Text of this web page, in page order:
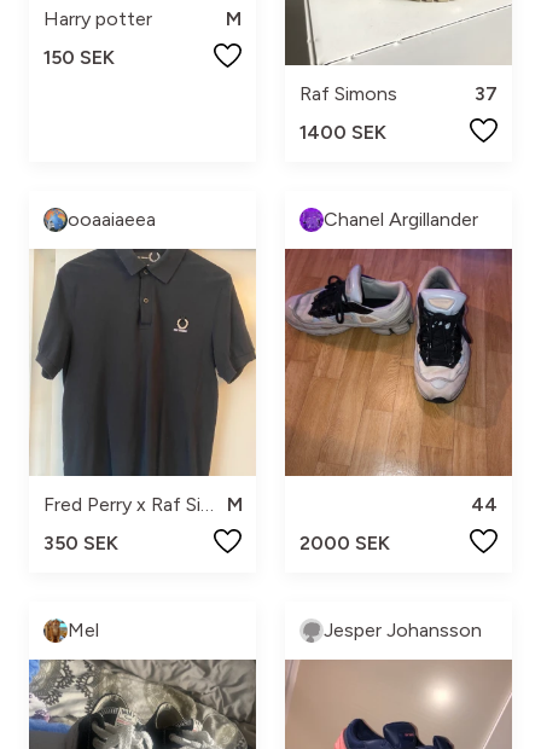
Harry potter
M
150 SEK
Raf Simons
37
1400 SEK
ooaaiaeea
Fred Perry x Raf Simons
350 SEK
Chanel Argillander
44
2000 SEK
Mel Jesper Johansson